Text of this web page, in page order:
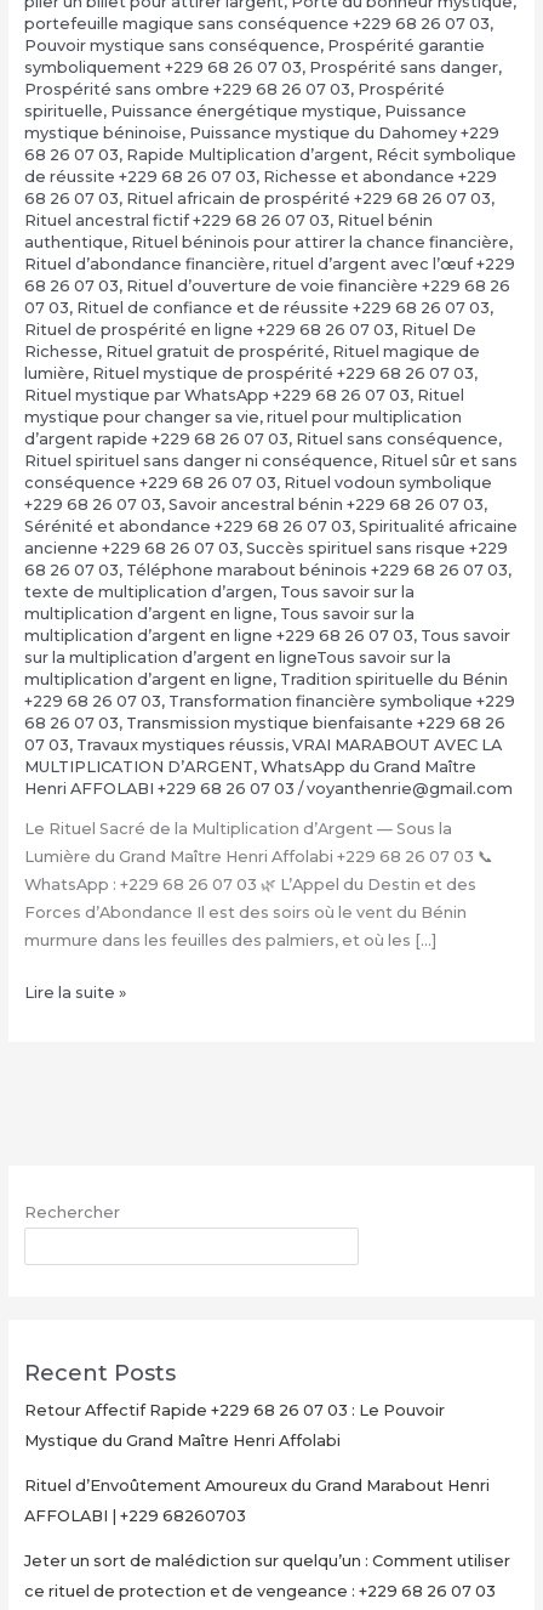
portefeuille magique sans conséquence +229 68 26 07 03,
Pouvoir mystique sans conséquence, Prospérité garantie
symboliquement +229 68 26 07 03, Prospérité sans danger,
Prospérité sans ombre +229 68 26 07 03, Prospérité
spirituelle, Puissance énergétique mystique, Puissance
mystique béninoise, Puissance mystique du Dahomey +229
68 26 07 03, Rapide Multiplication d’argent, Récit symbolique
de réussite +229 68 26 07 03, Richesse et abondance +229
68 26 07 03, Rituel africain de prospérité +229 68 26 07 03,
Rituel ancestral fictif +229 68 26 07 03, Rituel bénin
authentique, Rituel béninois pour attirer la chance financière,
Rituel d’abondance financière, rituel d’argent avec l’œuf +229
68 26 07 03, Rituel d’ouverture de voie financière +229 68 26
07 03, Rituel de confiance et de réussite +229 68 26 07 03,
Rituel de prospérité en ligne +229 68 26 07 03, Rituel De
Richesse, Rituel gratuit de prospérité, Rituel magique de
lumière, Rituel mystique de prospérité +229 68 26 07 03,
Rituel mystique par WhatsApp +229 68 26 07 03, Rituel
mystique pour changer sa vie, rituel pour multiplication
d’argent rapide +229 68 26 07 03, Rituel sans conséquence,
Rituel spirituel sans danger ni conséquence, Rituel sûr et sans
conséquence +229 68 26 07 03, Rituel vodoun symbolique
+229 68 26 07 03, Savoir ancestral bénin +229 68 26 07 03,
Sérénité et abondance +229 68 26 07 03, Spiritualité africaine
ancienne +229 68 26 07 03, Succès spirituel sans risque +229
68 26 07 03, Téléphone marabout béninois +229 68 26 07 03,
texte de multiplication d’argen, Tous savoir sur la
multiplication d’argent en ligne, Tous savoir sur la
multiplication d’argent en ligne +229 68 26 07 03, Tous savoir
sur la multiplication d’argent en ligneTous savoir sur la
multiplication d’argent en ligne, Tradition spirituelle du Bénin
+229 68 26 07 03, Transformation financière symbolique +229
68 26 07 03, Transmission mystique bienfaisante +229 68 26
07 03, Travaux mystiques réussis, VRAI MARABOUT AVEC LA
MULTIPLICATION D’ARGENT, WhatsApp du Grand Maître
Henri AFFOLABI +229 68 26 07 03 /voyanthenrie@gmail.com
Le Rituel Sacré de la Multiplication d’Argent — Sous la
Lumière du Grand Maître Henri Affolabi +229 68 26 07 03 📞
WhatsApp : +229 68 26 07 03 🌿 L’Appel du Destin et des
Forces d’Abondance Il est des soirs où le vent du Bénin
murmure dans les feuilles des palmiers, et où les […]
La
Henri
–
et
Ultra-
Rapide
Multiplier
Votre
Lire la suite »
Rechercher
Recent Posts
Retour Affectif Rapide +229 68 26 07 03 : Le Pouvoir
Mystique du Grand Maître Henri Affolabi
Rituel d’Envoûtement Amoureux du Grand Marabout Henri
AFFOLABI | +229 68260703
Jeter un sort de malédiction sur quelqu’un : Comment utiliser
ce rituel de protection et de vengeance : +229 68 26 07 03